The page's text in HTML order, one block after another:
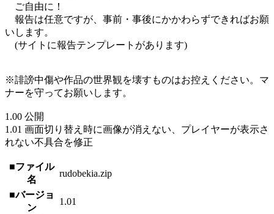
ご自由に！
報告は任意ですが、事前・事後にかかわらずできればお願
いします。
(サイトに報告テンプレートがあります)
※誹謗中傷や作品の世界観を壊すものはお控えください。マ
ナーを守ってお願いします。
1.00 公開
1.01 画面切り替え時に画像が消えない、プレイヤーが表示さ
れない不具合を修正
■ファイル
名
rudobekia.zip
■バージョ
ン
1.01